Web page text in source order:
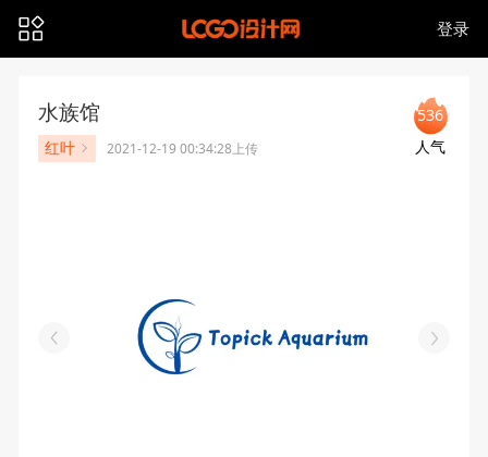
登录
水族馆
红叶 2021-12-19 00:34:28上传
536
人气